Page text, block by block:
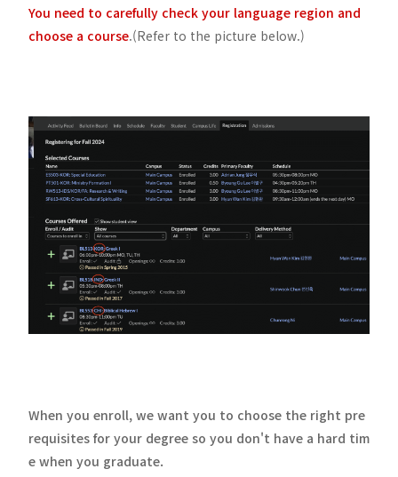
You need to carefully check your language region and
choose a course.(Refer to the picture below.)
When you enroll, we want you to choose the right pre
requisites for your degree so you don't have a hard tim
e when you graduate.